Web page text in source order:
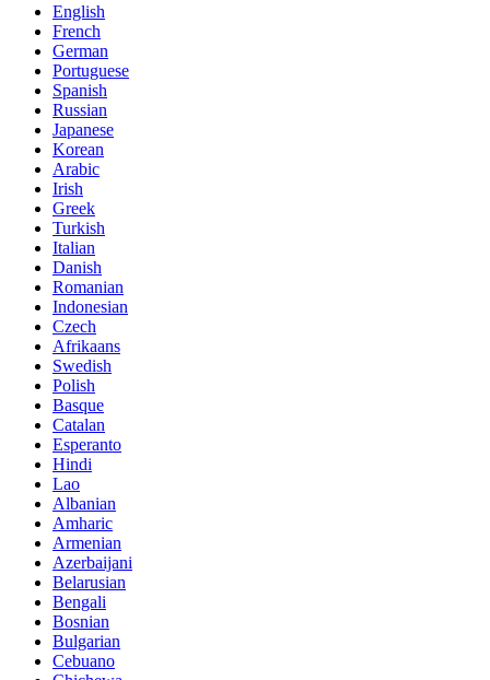
English
French
German
Portuguese
Spanish
Russian
Japanese
Korean
Arabic
Irish
Greek
Turkish
Italian
Danish
Romanian
Indonesian
Czech
Afrikaans
Swedish
Polish
Basque
Catalan
Esperanto
Hindi
Lao
Albanian
Amharic
Armenian
Azerbaijani
Belarusian
Bengali
Bosnian
Bulgarian
Cebuano